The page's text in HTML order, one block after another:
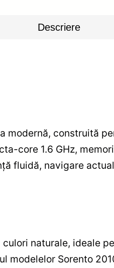
Descriere
modernă, construită
core 1.6 GHz,
fluidă, navigare
naturale, ideale
modelelor Sorento